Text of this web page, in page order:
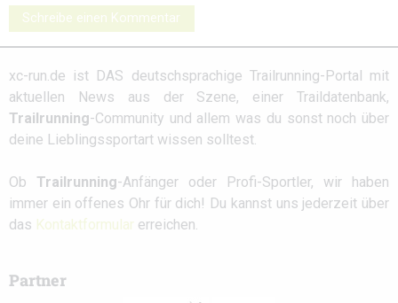
Schreibe einen Kommentar
xc-run.de ist DAS deutschsprachige Trailrunning-Portal mit
aktuellen News aus der Szene, einer Traildatenbank,
Trailrunning-Community und allem was du sonst noch über
deine Lieblingssportart wissen solltest.
Ob Trailrunning-Anfänger oder Profi-Sportler, wir haben
immer ein offenes Ohr für dich! Du kannst uns jederzeit über
das Kontaktformular erreichen.
Partner